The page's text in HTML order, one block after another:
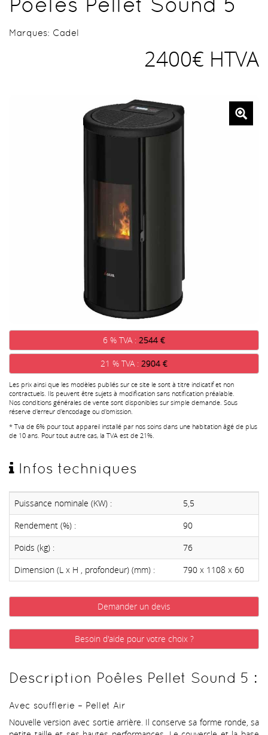
Marques: Cadel
2400€ HTVA
6 % TVA : 2544 €
21 % TVA : 2904 €
Les prix ainsi que les modèles publiés sur ce site le sont à titre indicatif et non
contractuels. Ils peuvent être sujets à modification sans notification préalable.
Nos conditions générales de vente sont disponibles sur simple demande. Sous
réserve d'erreur d'encodage ou d'omission.
* Tva de 6% pour tout appareil installé par nos soins dans une habitation âgé de plus
de 10 ans. Pour tout autre cas, la TVA est de 21%.
Infos techniques
Puissance nominale (KW) :
5,5
Rendement (%) :
90
Poids (kg) :
76
Dimension (L x H , profondeur) (mm) :
790 x 1108 x 60
Demander un devis
Besoin d'aide pour votre choix ?
Description Poêles Pellet Sound 5 :
Avec soufflerie – Pellet Air
Nouvelle version avec sortie arrière. Il conserve sa forme ronde, sa